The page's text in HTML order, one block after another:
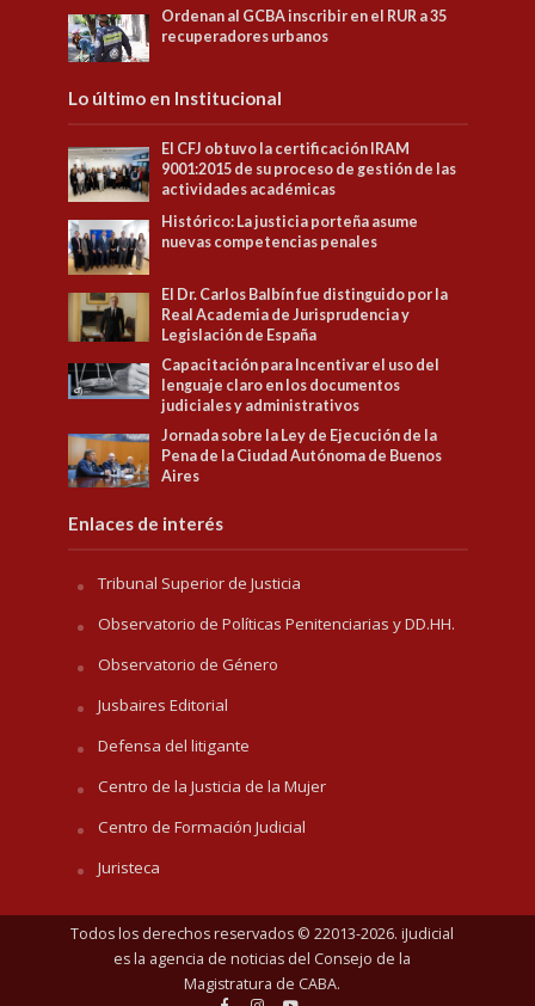
Ordenan al GCBA inscribir en el RUR a 35
recuperadores urbanos
Lo último en Institucional
El CFJ obtuvo la certificación IRAM
9001:2015 de su proceso de gestión de las
actividades académicas
Histórico: La justicia porteña asume
nuevas competencias penales
El Dr. Carlos Balbín fue distinguido por la
Real Academia de Jurisprudencia y
Legislación de España
Capacitación para Incentivar el uso del
lenguaje claro en los documentos
judiciales y administrativos
Jornada sobre la Ley de Ejecución de la
Pena de la Ciudad Autónoma de Buenos
Aires
Enlaces de interés
Tribunal Superior de Justicia
Observatorio de Políticas Penitenciarias y DD.HH.
Observatorio de Género
Jusbaires Editorial
Defensa del litigante
Centro de la Justicia de la Mujer
Centro de Formación Judicial
Juristeca
Todos los derechos reservados © 22013-2026. iJudicial
es la agencia de noticias del Consejo de la
Magistratura de CABA.